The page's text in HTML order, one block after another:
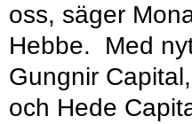
oss, säger
Hebbe. Med
Gungnir
och Hede